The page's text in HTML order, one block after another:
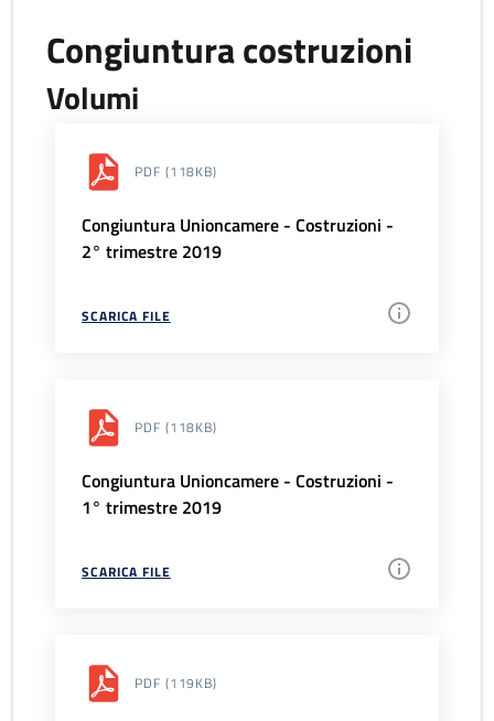
Congiuntura costruzioni
Volumi
PDF (118KB)
Congiuntura Unioncamere - Costruzioni -
2° trimestre 2019
SCARICA FILE
PDF (118KB)
Congiuntura Unioncamere - Costruzioni -
1° trimestre 2019
SCARICA FILE
PDF (119KB)